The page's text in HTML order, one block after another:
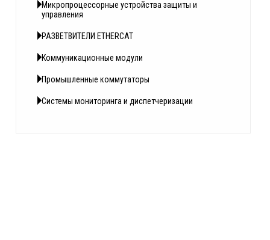
Микропроцессорные устройства защиты и
управления
РАЗВЕТВИТЕЛИ ETHERCAT
Коммуникационные модули
Промышленные коммутаторы
Системы мониторинга и диспетчеризации